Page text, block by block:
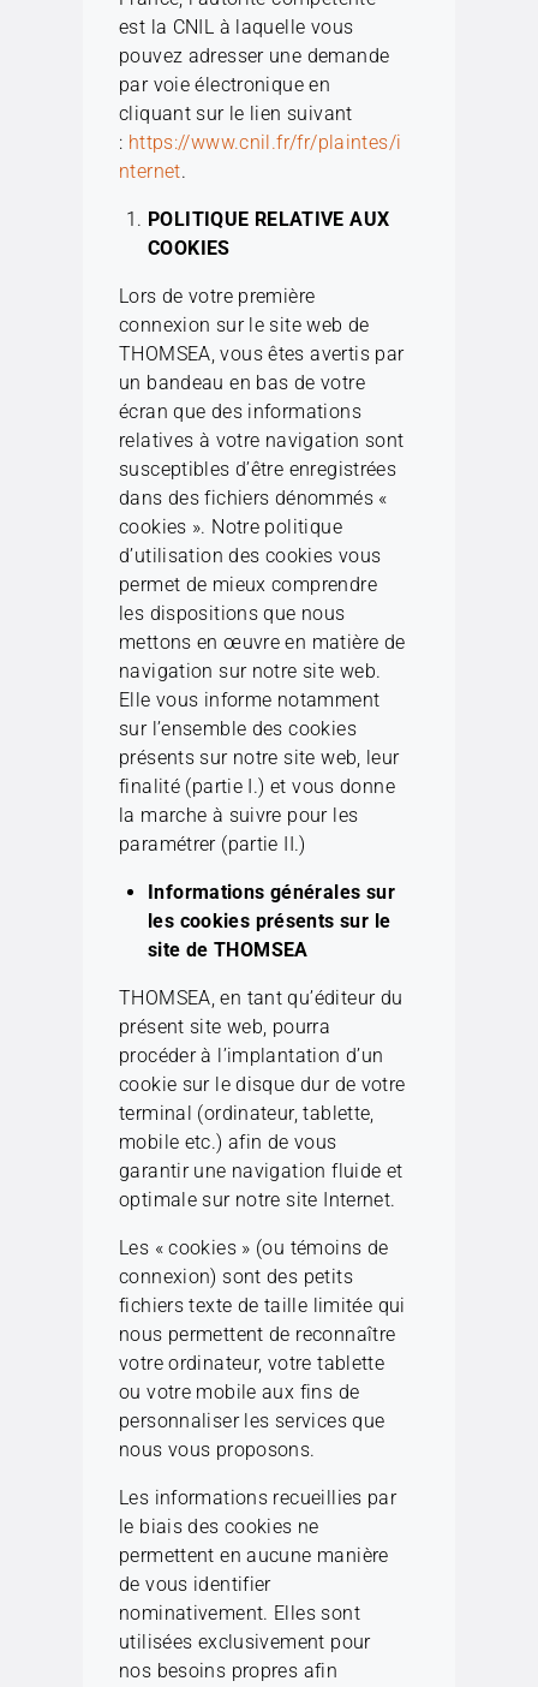
est la CNIL à laquelle vous
pouvez adresser une demande
par voie électronique en
cliquant sur le lien suivant
: https://www.cnil.fr/fr/plaintes/i
nternet.
POLITIQUE RELATIVE AUX
COOKIES
Lors de votre première
connexion sur le site web de
THOMSEA, vous êtes avertis par
un bandeau en bas de votre
écran que des informations
relatives à votre navigation sont
susceptibles d’être enregistrées
dans des fichiers dénommés «
cookies ». Notre politique
d’utilisation des cookies vous
permet de mieux comprendre
les dispositions que nous
mettons en œuvre en matière de
navigation sur notre site web.
Elle vous informe notamment
sur l’ensemble des cookies
présents sur notre site web, leur
finalité (partie I.) et vous donne
la marche à suivre pour les
paramétrer (partie II.)
Informations générales sur
les cookies présents sur le
site de THOMSEA
THOMSEA, en tant qu’éditeur du
présent site web, pourra
procéder à l’implantation d’un
cookie sur le disque dur de votre
terminal (ordinateur, tablette,
mobile etc.) afin de vous
garantir une navigation fluide et
optimale sur notre site Internet.
Les « cookies » (ou témoins de
connexion) sont des petits
fichiers texte de taille limitée qui
nous permettent de reconnaître
votre ordinateur, votre tablette
ou votre mobile aux fins de
personnaliser les services que
nous vous proposons.
Les informations recueillies par
le biais des cookies ne
permettent en aucune manière
de vous identifier
nominativement. Elles sont
utilisées exclusivement pour
nos besoins propres afin